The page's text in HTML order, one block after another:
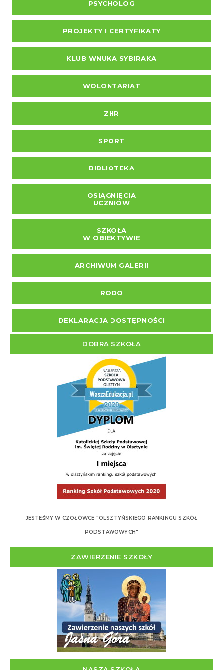
PSYCHOLOG
PROJEKTY I CERTYFIKATY
KLUB WNUKA SYBIRAKA
WOLONTARIAT
ZHR
SPORT
BIBLIOTEKA
OSIĄGNIĘCIA
UCZNIÓW
SZKOŁA
W OBIEKTYWIE
ARCHIWUM GALERII
RODO
DEKLARACJA DOSTĘPNOŚCI
DOBRA SZKOŁA
JESTEŚMY W CZOŁÓWCE "OLSZTYŃSKIEGO RANKINGU SZKÓŁ
PODSTAWOWYCH"
ZAWIERZENIE SZKOŁY